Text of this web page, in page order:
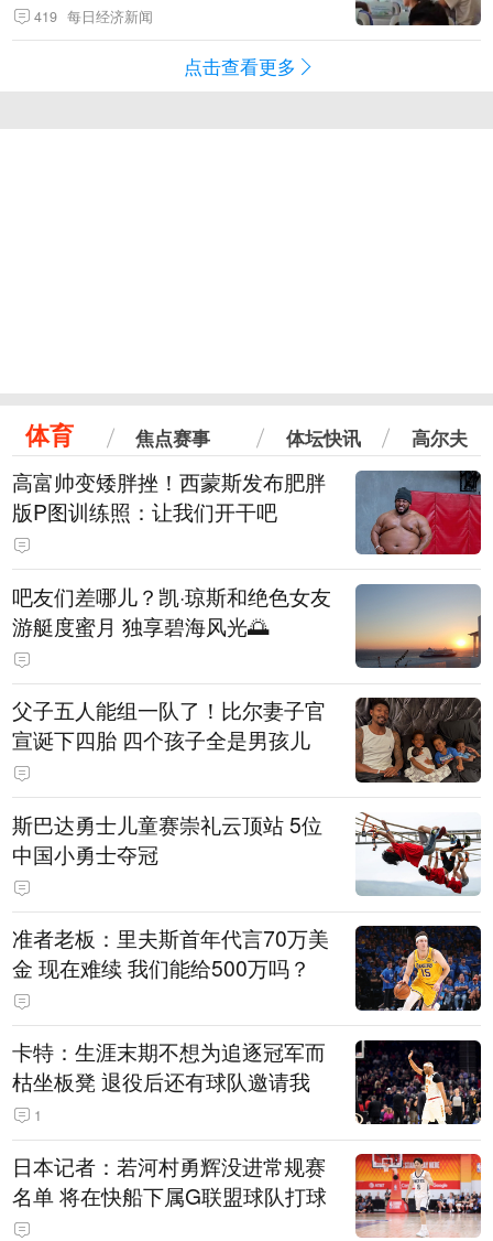
419 每日经济新闻
点击查看更多
体育 焦点赛事 体坛快讯 高尔夫
高富帅变矮胖挫！西蒙斯发布肥胖
版P图训练照：让我们开干吧
吧友们差哪儿？凯·琼斯和绝色女友
游艇度蜜月 独享碧海风光🌅
父子五人能组一队了！比尔妻子官
宣诞下四胎 四个孩子全是男孩儿
斯巴达勇士儿童赛崇礼云顶站 5位
中国小勇士夺冠
准者老板：里夫斯首年代言70万美
金 现在难续 我们能给500万吗？
卡特：生涯末期不想为追逐冠军而
枯坐板凳 退役后还有球队邀请我
1
日本记者：若河村勇辉没进常规赛
名单 将在快船下属G联盟球队打球